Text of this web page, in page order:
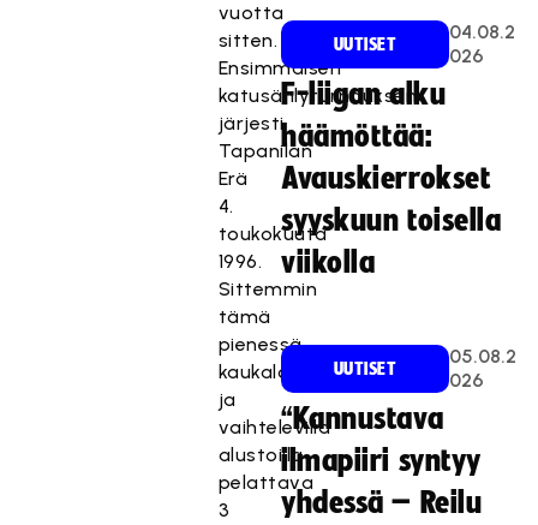
vuotta
sitten.
Ensimmäisen
katusählyturnauksen
järjesti
Tapanilan
Erä
4.
toukokuuta
1996.
Sittemmin
tämä
pienessä
kaukalossa
ja
vaihtelevilla
alustoilla
pelattava
3
UUTISET
04.08.2
026
F-liigan alku
häämöttää:
Avauskierrokset
syyskuun toisella
viikolla
UUTISET
05.08.2
026
“Kannustava
ilmapiiri syntyy
yhdessä – Reilu